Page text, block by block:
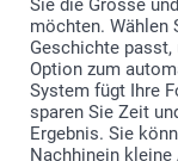
Sie die Grösse
möchten. Wählen
Geschichte
Option zum
System fügt Ihre
sparen Sie Zeit
Ergebnis. Sie
Nachhinein kleine